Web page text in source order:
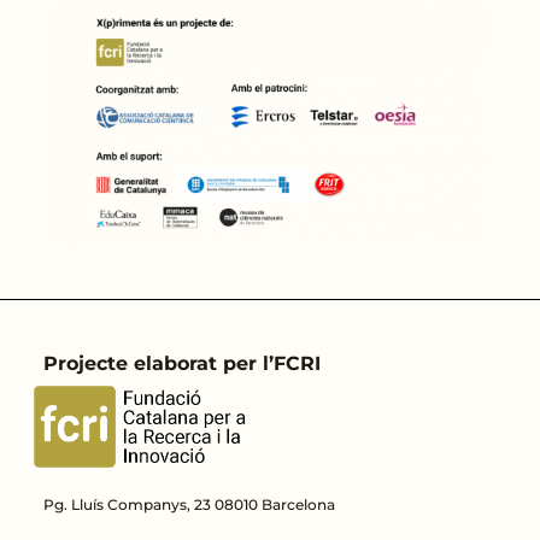
Projecte elaborat per l’FCRI
Pg. Lluís Companys, 23 08010 Barcelona